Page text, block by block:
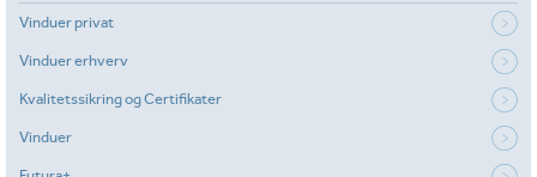
Vinduer privat
Vinduer erhverv
Kvalitetssikring og Certifikater
Vinduer